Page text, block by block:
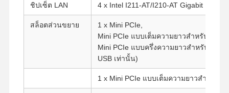
ชิปเซ็ต LAN 4 x Intel I211-AT/I210-AT Gigabit LAN
สล็อตส่วนขยาย
1 x Mini PCIe,
Mini PCIe แบบเต็มความยาวสำหรับ 4G,
Mini PCIe แบบครึ่งความยาวสำหรับ Wi-
USB เท่านั้น)
1 x Mini PCIe แบบเต็มความยาวสำหรับ